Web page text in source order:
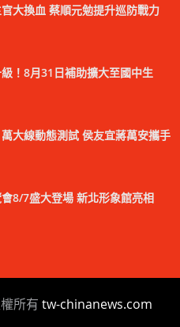
大換血 蔡順元勉提升巡防戰力
！8月31日補助擴大至國中生
大線動態測試 侯友宜蔣萬安攜手
8/7盛大登場 新北形象館亮相
所有 tw-chinanews.com